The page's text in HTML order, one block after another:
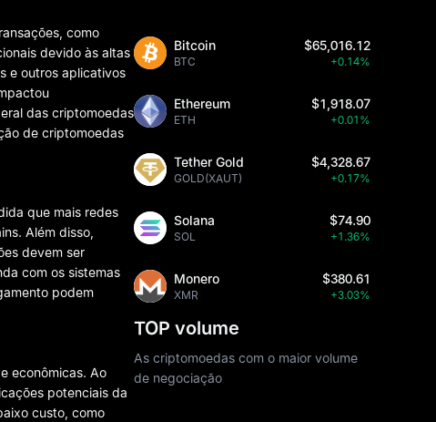
como
devido às altas
e outros aplicativos
das criptomoedas
de criptomoedas
que mais redes
Além disso,
devem ser
com os sistemas
podem
econômicas. Ao
potenciais da
custo, como
Bitcoin
BTC
$65,016.12
+0.14%
Ethereum
ETH
$1,918.07
+0.01%
Tether Gold
GOLD(XAUT)
$4,328.67
+0.17%
Solana
SOL
$74.90
+1.36%
Monero
XMR
$380.61
+3.03%
TOP volume
As criptomoedas com o maior volume
de negociação